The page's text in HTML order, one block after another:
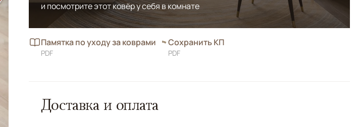
и посмотрите этот ковёр у себя в комнате
Памятка по уходу за коврами
PDF
Сохранить КП
PDF
Доставка и оплата